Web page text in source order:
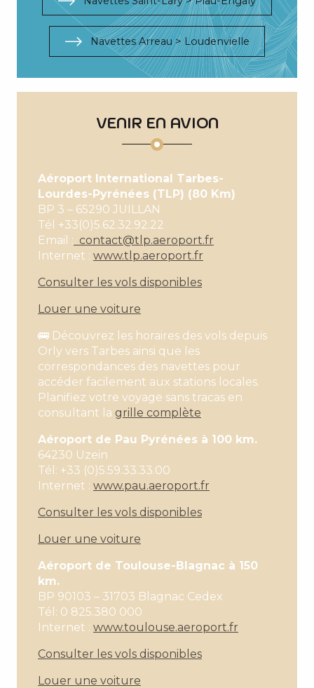
Navettes Arreau > Loudenvielle
VENIR EN AVION
Aéroport International Tarbes-
Lourdes-Pyrénées (TLP) (80 Km)
BP 3 – 65290 JUILLAN
Tél +33(0)5.62.32.92.22
Email : contact@tlp.aeroport.fr
Internet : www.tlp.aeroport.fr
Consulter les vols disponibles
Louer une voiture
🚌 Découvrez les horaires des vols depuis
Orly vers Tarbes ainsi que les
correspondances des navettes pour
accéder facilement aux stations locales.
Planifiez votre voyage sans tracas en
consultant la grille complète.
Aéroport de Pau Pyrénées à 100 km.
64230 Uzein
Tél: +33 (0)5.59.33.33.00
Internet : www.pau.aeroport.fr
Consulter les vols disponibles
Louer une voiture
Aéroport de Toulouse-Blagnac à 150
km.
BP 90103 – 31703 Blagnac Cedex
Tél: 0 825.380 000
Internet : www.toulouse.aeroport.fr
Consulter les vols disponibles
Louer une voiture